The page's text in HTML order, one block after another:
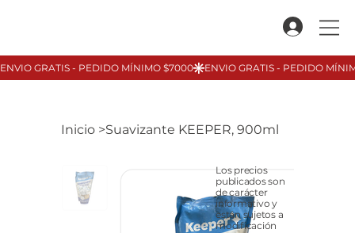
Inicio >Suavizante KEEPER, 900ml
Los precios
publicados son
de carácter
informativo y
están sujetos a
modificación